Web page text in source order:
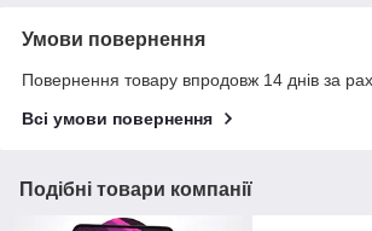
Умови повернення
Повернення товару впродовж 14 днів за
Всі умови повернення
Подібні товари компанії